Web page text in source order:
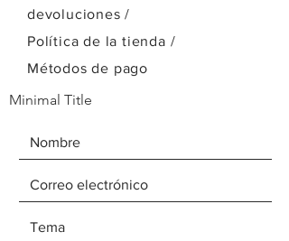
devoluciones /
Política de la tienda /
Métodos de pago
Minimal Title